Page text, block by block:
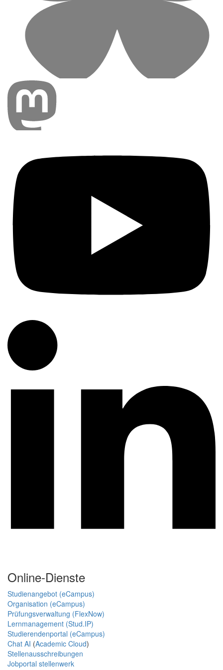
Online-Dienste
Studienangebot (eCampus)
Organisation (eCampus)
Prüfungsverwaltung (FlexNow)
Lernmanagement (Stud.IP)
Studierendenportal (eCampus)
Chat AI (Academic Cloud)
Stellenausschreibungen
Jobportal stellenwerk